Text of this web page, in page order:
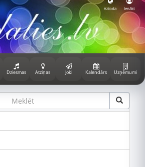
Valoda Ienākt
Dziesmas Atziņas Joki Kalendārs Uzņēmumi